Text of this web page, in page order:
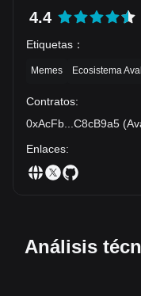
4.4
Etiquetas ：
Memes Ecosistema
Contratos:
0xAcFb
C8cB9a5 (
Enlaces:
Análisis